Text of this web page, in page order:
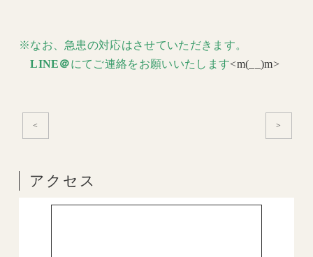
※なお、急患の対応はさせていただきます。
LINE＠にてご連絡をお願いいたします<m(__)m>
< >
アクセス